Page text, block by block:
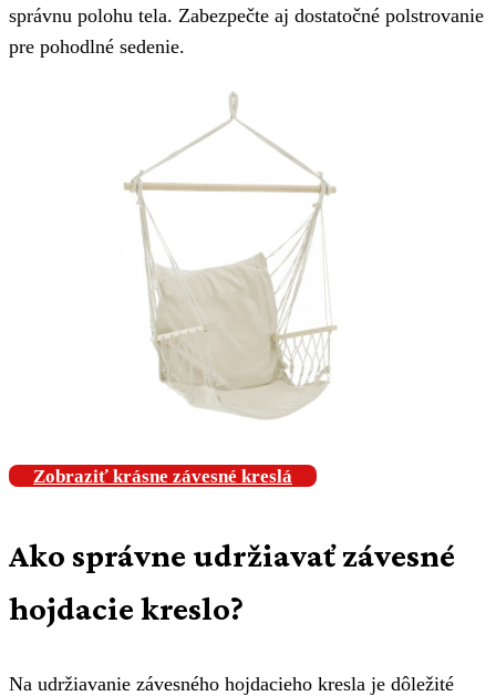
správnu polohu tela. Zabezpečte aj dostatočné polstrovanie
pre pohodlné sedenie.
Zobraziť krásne závesné kreslá
Ako správne udržiavať závesné
hojdacie kreslo?
Na udržiavanie závesného hojdacieho kresla je dôležité